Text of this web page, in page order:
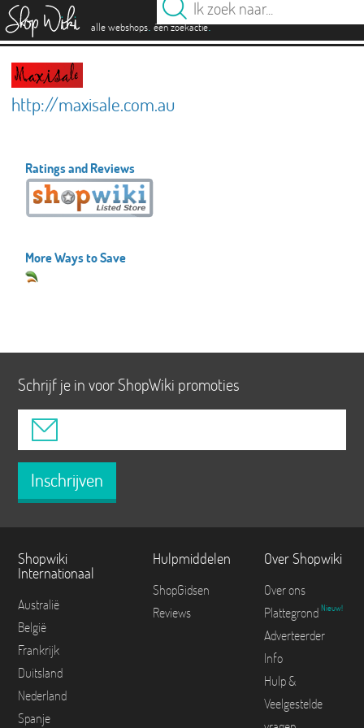
alle webshops. één zoekactie.
http://maxisale.com.au
Ratings and Reviews
More Ways to Save
Schrijf je in voor ShopWiki promoties
Inschrijven
Shopwiki
Internationaal
Australië
België
Frankrijk
Duitsland
Nederland
Spanje
Hulpmiddelen
ShopGidsen
Reviews
Over Shopwiki
Over ons
Plattegrond Nieuw!
Adverteerder
Info
Hulp &
Veelgestelde